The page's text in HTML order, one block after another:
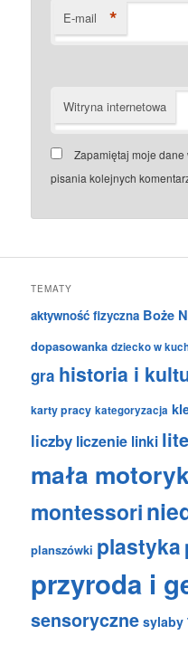
E-mail *
Witryna internetowa
Zapamiętaj moje
pisania kolejnych
TEMATY
aktywność fizyczna Boże
dopasowanka dziecko w
gra historia i
karty pracy kategoryzacja
liczby liczenie linki
mała
montessori
planszówki plastyka
przyroda i
sensoryczne sylaby